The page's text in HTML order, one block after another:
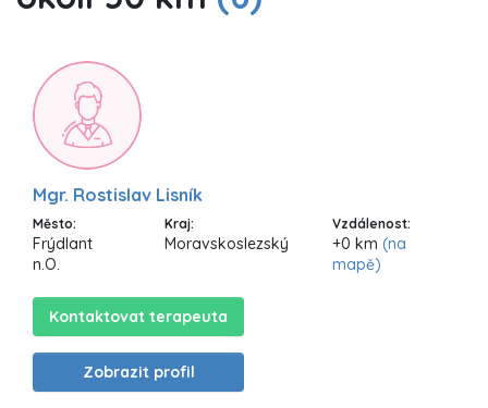
Mgr. Rostislav Lisník
Město:
Frýdlant
n.O.
Kraj:
Moravskoslezský
Vzdálenost:
+0 km(na
mapě)
Kontaktovat terapeuta
Zobrazit profil